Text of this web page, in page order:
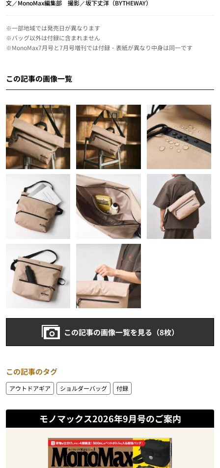
文／MonoMax編集部 撮影／坂下丈洋（BYTHEWAY）
※一部地域では発売日が異なります
※バッグ以外は付録に含まれません
※MonoMax7月号と7月号増刊では付録・表紙が異なり中身は同一です
この記事の画像一覧
この記事の画像一覧を見る（8枚）
この記事のタグ
アウトドアギア ショルダーバッグ 付録
モノマックス2026年9月号のご案内